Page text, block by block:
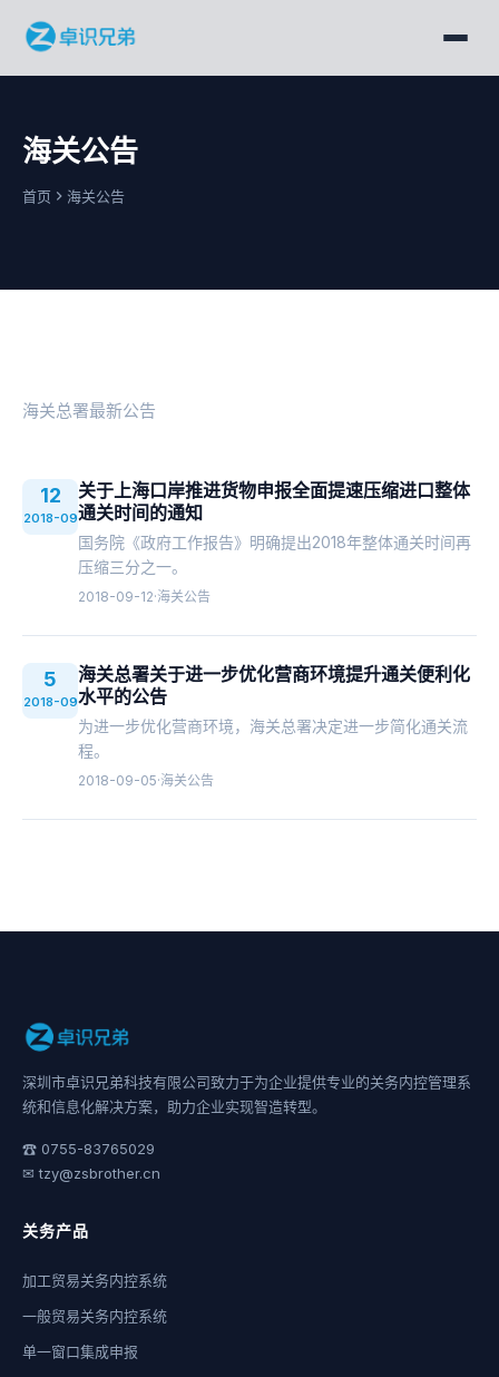
海关公告
首页 海关公告
海关总署最新公告
12
2018-09
关于上海口岸推进货物申报全面提速压缩进口整体
通关时间的通知
国务院《政府工作报告》明确提出2018年整体通关时间再
压缩三分之一。
2018-09-12·海关公告
5
2018-09
海关总署关于进一步优化营商环境提升通关便利化
水平的公告
为进一步优化营商环境，海关总署决定进一步简化通关流
程。
2018-09-05·海关公告
深圳市卓识兄弟科技有限公司致力于为企业提供专业的关务内控管理系
统和信息化解决方案，助力企业实现智造转型。
☎ 0755-83765029
✉ tzy@zsbrother.cn
关务产品
加工贸易关务内控系统
一般贸易关务内控系统
单一窗口集成申报